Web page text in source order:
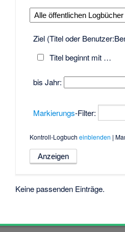
Ziel (Titel oder
Titel beginnt mit …
bis Jahr:
Markierungs-Filter:
Kontroll-Logbuch einblenden |
Keine passenden Einträge.